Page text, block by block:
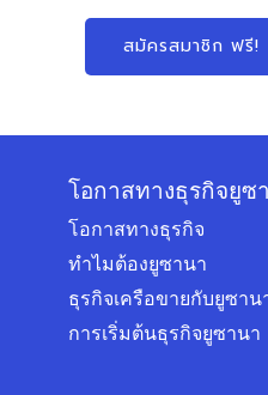
สมัครสมาชิก ฟรี!
โอกาสทางธุรกิจยูซ
โอกาสทางธุรกิจ
ทำไมต้องยูซานา
ธุรกิจเครือขายกับยูซาน
การเริ่มต้นธุรกิจยูซานา